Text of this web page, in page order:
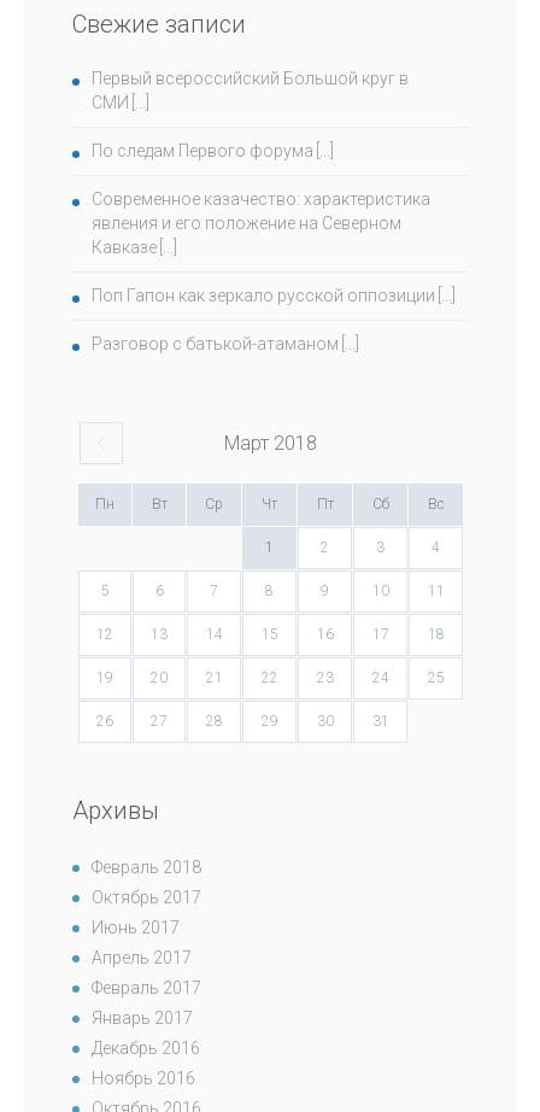
Свежие записи
Первый всероссийский Большой круг в
СМИ
По следам Первого форума
Современное казачество: характеристика
явления и его положение на Северном
Кавказе
Поп Гапон как зеркало русской оппозиции
Разговор с батькой-атаманом
Март 2018
Пн Вт Ср Чт Пт Сб Вс
1 2 3 4
5 6 7 8 9 10 11
12 13 14 15 16 17 18
19 20 21 22 23 24 25
26 27 28 29 30 31
Архивы
Февраль 2018
Октябрь 2017
Июнь 2017
Апрель 2017
Февраль 2017
Январь 2017
Декабрь 2016
Ноябрь 2016
Октябрь 2016